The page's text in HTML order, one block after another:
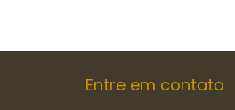
Entre em contato